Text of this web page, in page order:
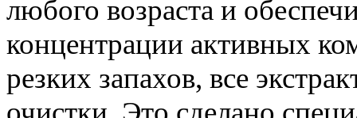
любого возраста и
концентрации активных
резких запахов, все